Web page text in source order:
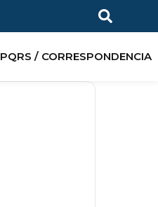
PQRS / CORRESPONDENCIA